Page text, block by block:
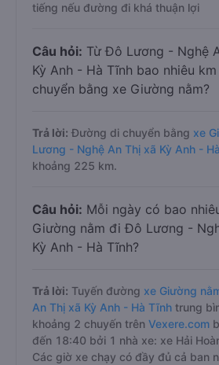
tiếng nếu đường đi khá thuận lợi
Câu hỏi: Từ Đô Lương - Nghệ
Kỳ Anh - Hà Tĩnh bao nhiêu
chuyển bằng xe Giường nằm?
Trả lời: Đường di chuyển bằng xe
Lương - Nghệ An Thị xã Kỳ Anh -
khoảng 225 km.
Câu hỏi: Mỗi ngày có bao
Giường nằm đi Đô Lương -
Kỳ Anh - Hà Tĩnh?
Trả lời: Tuyến đường xe Giường
An Thị xã Kỳ Anh - Hà Tĩnh trung
khoảng 2 chuyến trên Vexere.com
đến 18:40 bởi 1 nhà xe: xe Hải
Các giờ xe chạy có đầy đủ cả ban